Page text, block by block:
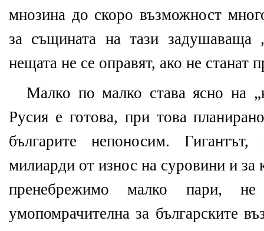
мнозина до скоро възможност
за същината на тази
нещата не се оправят, ако не
Малко по малко става ясно на
Русия е готова, при това
българите непоносим.
милиарди от износ на суровини и за
пренебрежимо малко пари,
умопомрачителна за българските